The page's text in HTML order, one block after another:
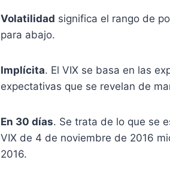
Volatilidad significa el rango de
para abajo.
Implícita. El VIX se basa en las
expectativas que se revelan de
En 30 días. Se trata de lo que se
VIX de 4 de noviembre de 2016
2016.